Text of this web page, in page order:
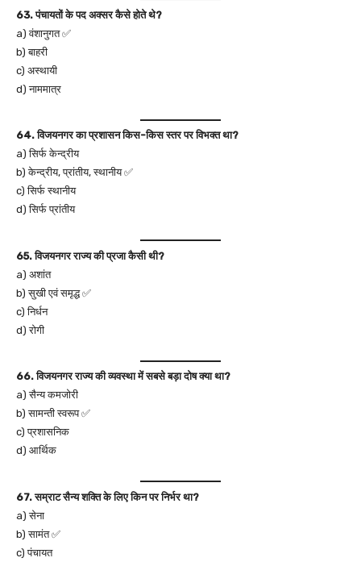
63. पंचायतों के पद अक्सर कैसे होते थे?
a) वंशानुगत ✅
b) बाहरी
c) अस्थायी
d) नाममात्र
64. विजयनगर का प्रशासन किस-किस स्तर पर विभक्त था?
a) सिर्फ केन्द्रीय
b) केन्द्रीय, प्रांतीय, स्थानीय ✅
c) सिर्फ स्थानीय
d) सिर्फ प्रांतीय
65. विजयनगर राज्य की प्रजा कैसी थी?
a) अशांत
b) सुखी एवं समृद्ध ✅
c) निर्धन
d) रोगी
66. विजयनगर राज्य की व्यवस्था में सबसे बड़ा दोष क्या था?
a) सैन्य कमजोरी
b) सामन्ती स्वरूप ✅
c) प्रशासनिक
d) आर्थिक
67. सम्राट सैन्य शक्ति के लिए किन पर निर्भर था?
a) सेना
b) सामंत ✅
c) पंचायत